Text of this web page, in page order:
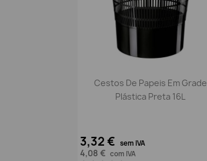
 Vista rápida
Cestos De Papeis Em Grade
Plástica Preta 16L
3,32 € sem IVA
4,08 € com IVA